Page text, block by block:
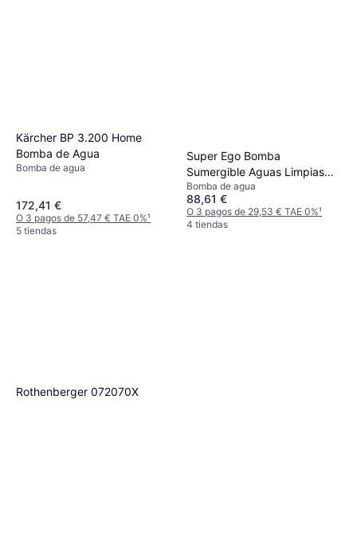
Kärcher BP 3.200 Home
Bomba de Agua
Bomba de agua
172,41 €
O 3 pagos de 57,47 € TAE 0%¹
5 tiendas
Super Ego Bomba
Sumergible Aguas Limpias
80W RP1400000
Bomba de agua
88,61 €
O 3 pagos de 29,53 € TAE 0%¹
4 tiendas
Rothenberger 072070X